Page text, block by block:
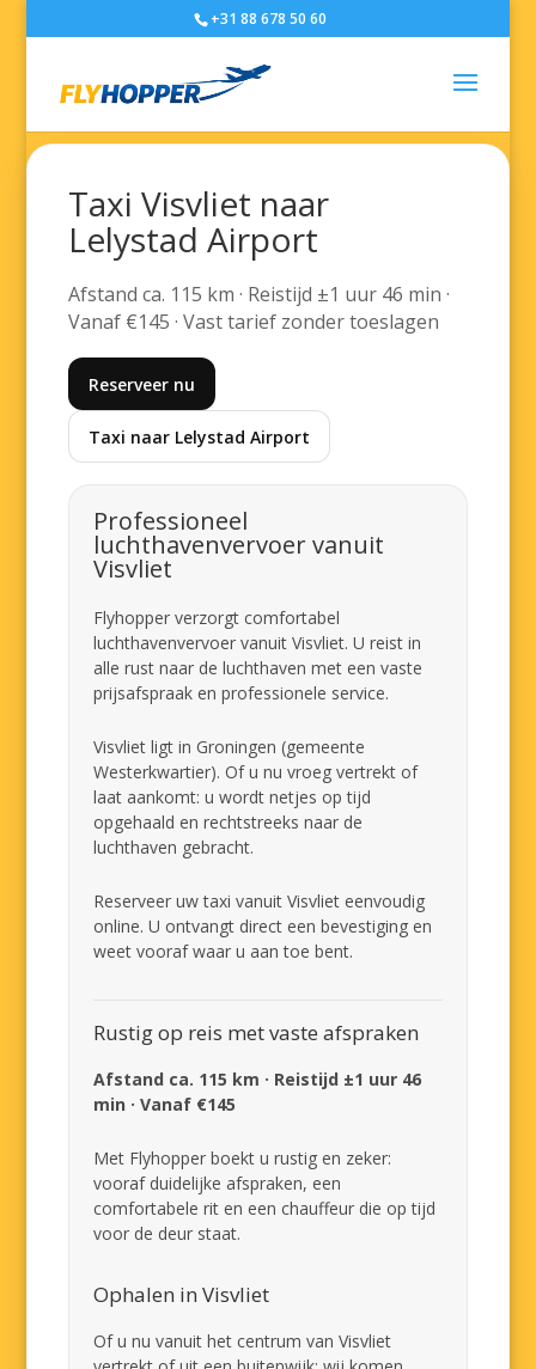
+31 88 678 50 60
Taxi Visvliet naar
Lelystad Airport
Afstand ca. 115 km · Reistijd ±1 uur 46 min ·
Vanaf €145 · Vast tarief zonder toeslagen
Reserveer nu
Taxi naar Lelystad Airport
Professioneel
luchthavenvervoer vanuit
Visvliet
Flyhopper verzorgt comfortabel
luchthavenvervoer vanuit Visvliet. U reist in
alle rust naar de luchthaven met een vaste
prijsafspraak en professionele service.
Visvliet ligt in Groningen (gemeente
Westerkwartier). Of u nu vroeg vertrekt of
laat aankomt: u wordt netjes op tijd
opgehaald en rechtstreeks naar de
luchthaven gebracht.
Reserveer uw taxi vanuit Visvliet eenvoudig
online. U ontvangt direct een bevestiging en
weet vooraf waar u aan toe bent.
Rustig op reis met vaste afspraken
Afstand ca. 115 km · Reistijd ±1 uur 46
min · Vanaf €145
Met Flyhopper boekt u rustig en zeker:
vooraf duidelijke afspraken, een
comfortabele rit en een chauffeur die op tijd
voor de deur staat.
Ophalen in Visvliet
Of u nu vanuit het centrum van Visvliet